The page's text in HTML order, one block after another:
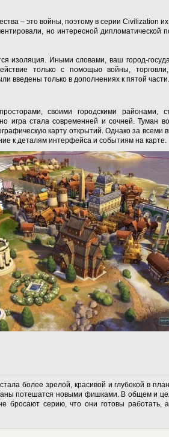
– это войны, поэтому в серии Civilization
но интересной дипломатической
изоляция. Иными словами, ваш город-
только с помощью войны,
введены только в дополнениях к пятой части.
своими городскими районами,
игра стала современней и сочней. Туман
карту открытий. Однако за всеми
к деталям интерфейса и событиям на карте.
более зрелой, красивой и глубокой в
потешатся новыми фишками. В общем и
бросают серию, что они готовы